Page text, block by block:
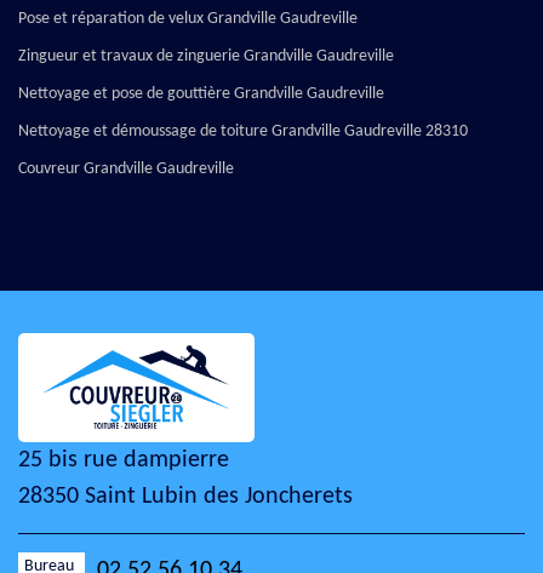
Pose et réparation de velux Grandville Gaudreville
Zingueur et travaux de zinguerie Grandville Gaudreville
Nettoyage et pose de gouttière Grandville Gaudreville
Nettoyage et démoussage de toiture Grandville Gaudreville 28310
Couvreur Grandville Gaudreville
25 bis rue dampierre
28350 Saint Lubin des Joncherets
Bureau